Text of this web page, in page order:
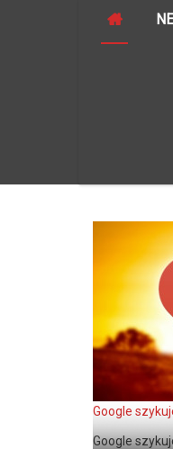
Google szykuje
Google